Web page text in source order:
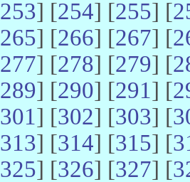
253] [254] [255] [
265] [266] [267] [
277] [278] [279] [
289] [290] [291] [
301] [302] [303] [
313] [314] [315] [
325] [326] [327] [